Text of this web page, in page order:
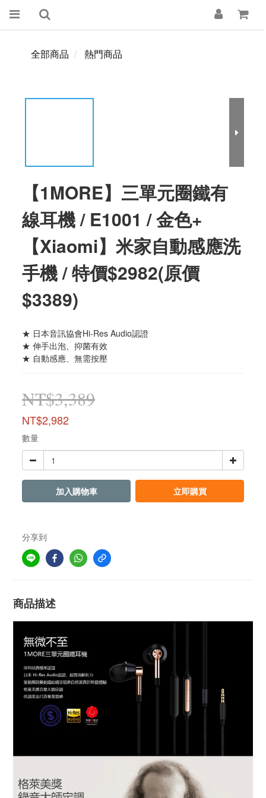
全部商品 熱門商品
【1MORE】三單元圈鐵有
線耳機 / E1001 / 金色+
【Xiaomi】米家自動感應洗
手機 / 特價$2982(原價
$3389)
★ 日本音訊協會Hi-Res Audio認證
★ 伸手出泡、抑菌有效
★ 自動感應、無需按壓
NT$3,389
NT$2,982
數量
加入購物車 立即購買
分享到
商品描述